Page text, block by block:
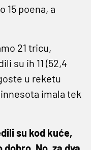
15 poena, a
21 tricu,
su ih 11 (52,4
u reketu
imala tek
su kod kuće,